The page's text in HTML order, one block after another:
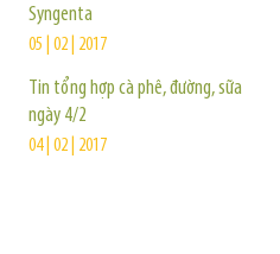
Syngenta
05 | 02 | 2017
Tin tổng hợp cà phê, đường, sữa
ngày 4/2
04 | 02 | 2017